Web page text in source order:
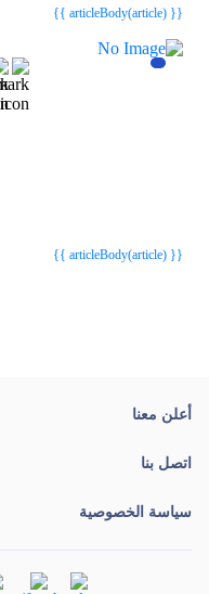
{{ articleBody(article) }}
{{ articleBody(article) }}
أعلن معنا
اتصل بنا
سياسة الخصوصية